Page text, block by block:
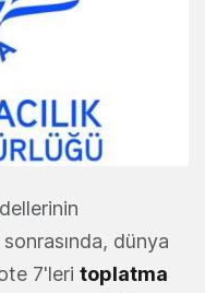
dünya
7'leri toplatma